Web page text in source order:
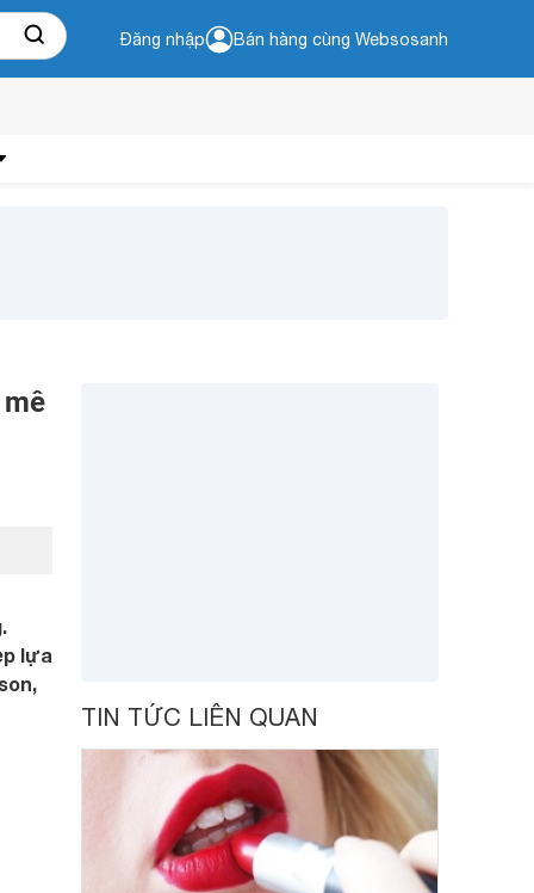
Đăng nhập Bán hàng cùng Websosanh
lựa
TIN TỨC LIÊN QUAN